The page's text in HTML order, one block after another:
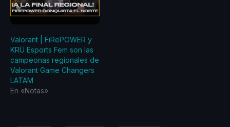
Valorant | FiRePOWER y
KRÜ Esports Fem son las
campeonas regionales de
Valorant Game Changers
LATAM
En «Notas»